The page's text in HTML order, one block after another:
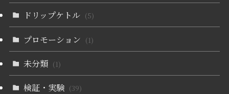
ドリップケトル (5)
プロモーション (1)
未分類 (1)
検証・実験 (39)